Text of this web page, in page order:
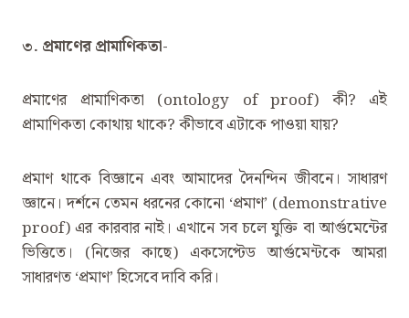
৩. প্রমাণের প্রামাণিকতা-
প্রমাণের প্রামাণিকতা (ontology of proof) কী? এই
প্রামাণিকতা কোথায় থাকে? কীভাবে এটাকে পাওয়া যায়?
প্রমাণ থাকে বিজ্ঞানে এবং আমাদের দৈনন্দিন জীবনে। সাধারণ
জ্ঞানে। দর্শনে তেমন ধরনের কোনো ‌‘প্রমাণ’ (demonstrative
proof) এর কারবার নাই। এখানে সব চলে যুক্তি বা আর্গুমেন্টের
ভিত্তিতে। (নিজের কাছে) একসেপ্টেড আর্গুমেন্টকে আমরা
সাধারণত ‌‘প্রমাণ’ হিসেবে দাবি করি।